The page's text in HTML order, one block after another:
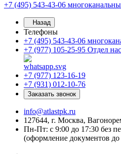
+7 (495) 543-43-06
Назад
Телефоны
+7 (495) 543-43-06
+7 (977) 105-25-95 Отдел
+7 (977) 123-16-19
+7 (931) 012-10-76
Заказать звонок
info@atlastpk.ru
127644, г. Москва,
Пн-Пт: с 9:00 до 17:30 без
(оформление документов до